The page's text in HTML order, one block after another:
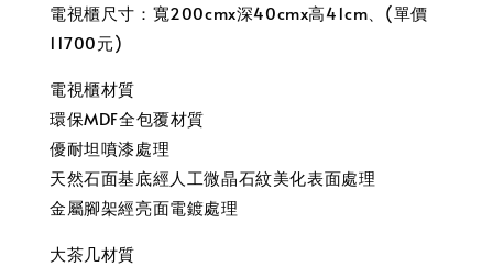
電視櫃尺寸：寬200cmx深40cmx高41cm、(單價
11700元)
電視櫃材質
環保MDF全包覆材質
優耐坦噴漆處理
天然石面基底經人工微晶石紋美化表面處理
金屬腳架經亮面電鍍處理
大茶几材質